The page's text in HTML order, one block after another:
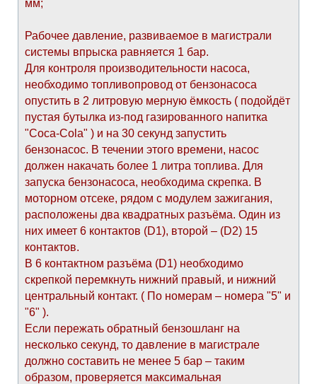
мм;
Рабочее давление, развиваемое в магистрали
системы впрыска равняется 1 бар.
Для контроля производительности насоса,
необходимо топливопровод от бензонасоса
опустить в 2 литровую мерную ёмкость ( подойдёт
пустая бутылка из-под газированного напитка
"Coca-Cola" ) и на 30 секунд запустить
бензонасос. В течении этого времени, насос
должен накачать более 1 литра топлива. Для
запуска бензонасоса, необходима скрепка. В
моторном отсеке, рядом с модулем зажигания,
расположены два квадратных разъёма. Один из
них имеет 6 контактов (D1), второй – (D2) 15
контактов.
В 6 контактном разъёма (D1) необходимо
скрепкой перемкнуть нижний правый, и нижний
центральный контакт. ( По номерам – номера "5" и
"6" ).
Если пережать обратный бензошланг на
несколько секунд, то давление в магистрале
должно составить не менее 5 бар – таким
образом, проверяется максимальная